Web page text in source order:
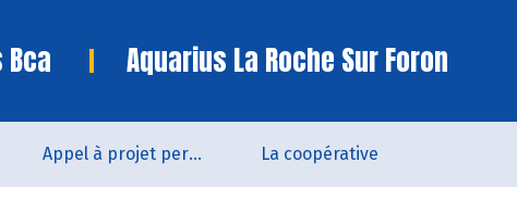
Aquarius La Roche Sur Foron
Appel à projet permanent La coopérative